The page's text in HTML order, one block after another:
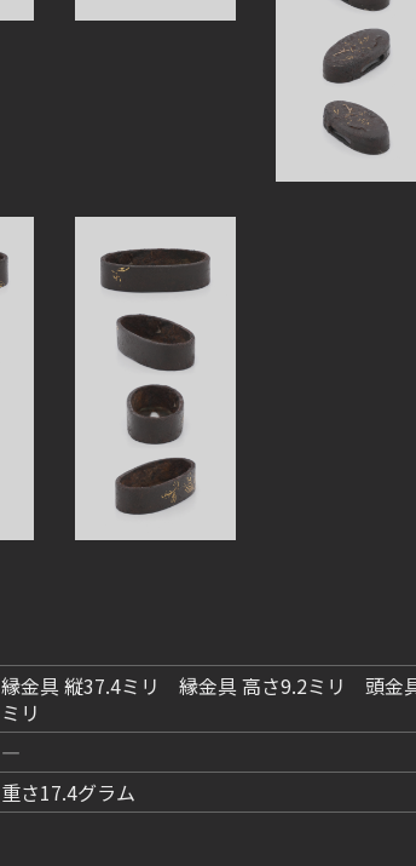
縁金具 縦37.4ミリ 縁金具 高さ9.2ミリ 頭金
ミリ
―
重さ17.4グラム